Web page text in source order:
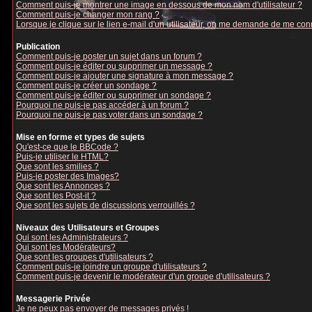
Comment puis-je montrer une image en dessous de mon nom d'utilisateur ?
Comment puis-je changer mon rang ?
Lorsque je clique sur le lien e-mail d'un utilisateur, on me demande de me
Publication
Comment puis-je poster un sujet dans un forum ?
Comment puis-je éditer ou supprimer un message ?
Comment puis-je ajouter une signature à mon message ?
Comment puis-je créer un sondage ?
Comment puis-je éditer ou supprimer un sondage ?
Pourquoi ne puis-je pas accéder à un forum ?
Pourquoi ne puis-je pas voter dans un sondage ?
Mise en forme et types de sujets
Qu'est-ce que le BBCode ?
Puis-je utiliser le HTML?
Que sont les smilies ?
Puis-je poster des Images?
Que sont les Annonces ?
Que sont les Post-it ?
Que sont les sujets de discussions verrouillés ?
Niveaux des Utilisateurs et Groupes
Qui sont les Administrateurs ?
Qui sont les Modérateurs?
Que sont les groupes d'utilisateurs ?
Comment puis-je joindre un groupe d'utilisateurs ?
Comment puis-je devenir le modérateur d'un groupe d'utilisateurs ?
Messagerie Privée
Je ne peux pas envoyer de messages privés !